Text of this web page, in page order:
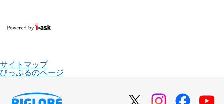
サイトマップ
びっぷるのページ